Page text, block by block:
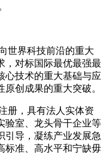
界科技前沿的重大
，对标国际最优最强最
心技术的重大基础与应
创成果的重大突破。
，具有法人实体资
验室、龙头骨干企业等
引导，凝练产业发展急
标准、高水平和宁缺毋